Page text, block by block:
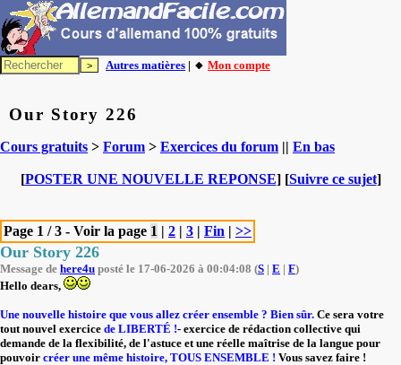
Autres matières | 🔸 Mon compte
Our Story 226
Cours gratuits > Forum > Exercices du forum || En bas
[POSTER UNE NOUVELLE REPONSE] [Suivre ce sujet]
Page 1 / 3 - Voir la page 1 | 2 | 3 | Fin | >>
Our Story 226
Message de here4u posté le 17-06-2026 à 00:04:08 (S | E | F)
Hello dears,
Une nouvelle histoire que vous allez créer ensemble ? Bien sûr. Ce sera votre
tout nouvel exercice de LIBERTÉ !- exercice de rédaction collective qui
demande de la flexibilité, de l'astuce et une réelle maîtrise de la langue pour
pouvoir créer une même histoire, TOUS ENSEMBLE ! Vous savez faire !